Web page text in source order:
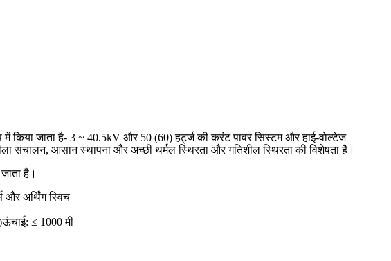
किया जाता है- 3 ~ 40.5kV और 50 (60) हर्ट्ज की करंट पावर सिस्टम और हाई-वोल्टेज
आसान स्थापना और अच्छी थर्मल स्थिरता और गतिशील स्थिरता की विशेषता है।
है।
और अर्थिंग स्विच
ऊंचाई: ≤ 1000 मी